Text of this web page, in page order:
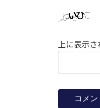
上に表示